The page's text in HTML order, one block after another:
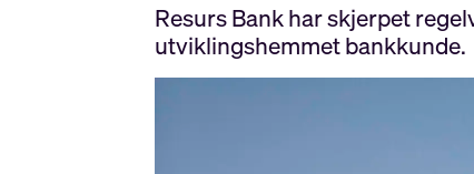
Resurs Bank har skjerpet
utviklingshemmet bankkunde.